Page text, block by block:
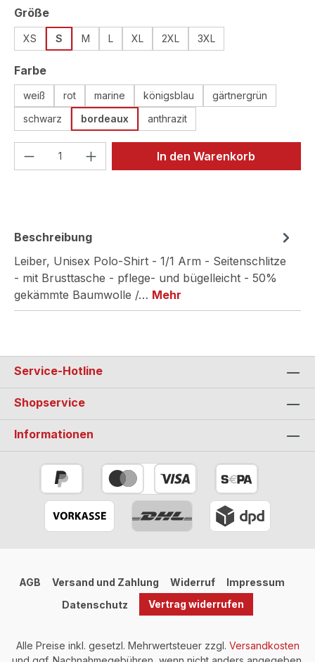
Größeauswählen
XS S M L XL 2XL 3XL
Farbeauswählen
weiß rot marine königsblau
gärtnergrün
schwarz
bordeaux anthrazit
Produkt Anzahl: Gib denIn den Warenkorb
Beschreibung
Leiber, Unisex Polo-Shirt - 1/1 Arm - Seitenschlitze
- mit Brusttasche - pflege- und bügelleicht - 50%
gekämmte Baumwolle /… Mehr
Service-Hotline
Shopservice
Informationen
AGB Versand und Zahlung Widerruf
Impressum
Datenschutz
Vertrag widerrufen
Alle Preise inkl. gesetzl. Mehrwertsteuer zzgl. Versandkosten